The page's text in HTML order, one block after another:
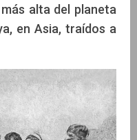
alta del planeta
en Asia, traídos a